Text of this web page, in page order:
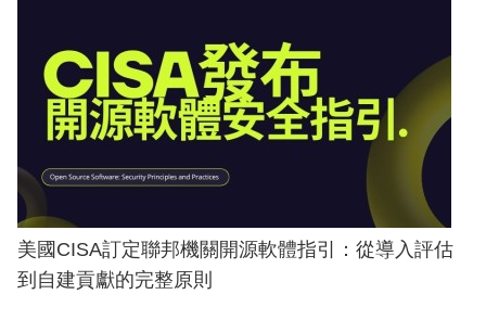
美國CISA訂定聯邦機關開源軟體指引：從導入評估
到自建貢獻的完整原則